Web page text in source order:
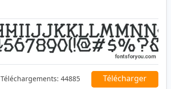
Téléchargements: 44885 Télécharger